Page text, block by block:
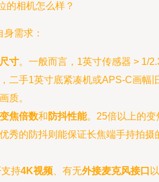
的相机怎么样？
需求：
寸。一般而言，1英寸传感器 > 1/
二手1英寸底紧凑机或APS-C画幅
质。
焦倍数和 防抖性能。25倍以上的变
秀的防抖则能保证长焦端手持拍摄
支持4K视频 、有无外接麦克风接口 以